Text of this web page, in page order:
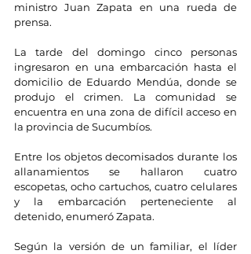
ministro Juan Zapata en una rueda de
prensa.
La tarde del domingo cinco personas
ingresaron en una embarcación hasta el
domicilio de Eduardo Mendúa, donde se
produjo el crimen. La comunidad se
encuentra en una zona de difícil acceso en
la provincia de Sucumbíos.
Entre los objetos decomisados durante los
allanamientos se hallaron cuatro
escopetas, ocho cartuchos, cuatro celulares
y la embarcación perteneciente al
detenido, enumeró Zapata.
Según la versión de un familiar, el líder